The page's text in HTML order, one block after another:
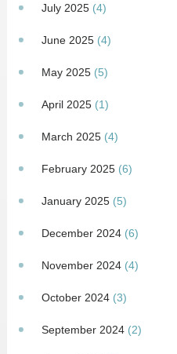
July 2025 (4)
June 2025 (4)
May 2025 (5)
April 2025 (1)
March 2025 (4)
February 2025 (6)
January 2025 (5)
December 2024 (6)
November 2024 (4)
October 2024 (3)
September 2024 (2)